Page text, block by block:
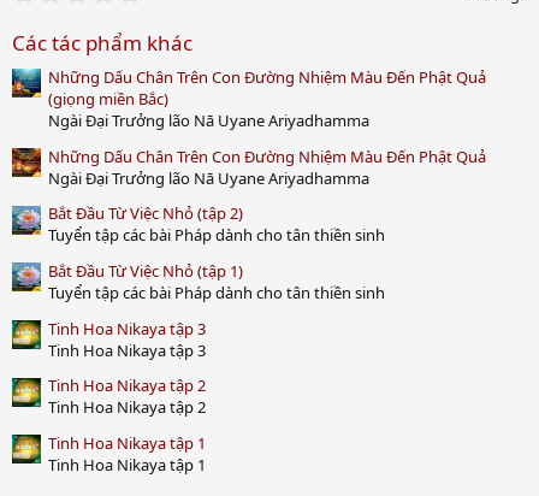
0
t
a
r
(
s
)
Các tác phẩm khác
Những Dấu Chân Trên Con Đường Nhiệm Màu Đến Phật Quả
(giọng miền Bắc)
Ngài Đại Trưởng lão Nā Uyane Ariyadhamma
Những Dấu Chân Trên Con Đường Nhiệm Màu Đến Phật Quả
Ngài Đại Trưởng lão Nā Uyane Ariyadhamma
Bắt Đầu Từ Việc Nhỏ (tập 2)
Tuyển tập các bài Pháp dành cho tân thiền sinh
Bắt Đầu Từ Việc Nhỏ (tập 1)
Tuyển tập các bài Pháp dành cho tân thiền sinh
Tinh Hoa Nikaya tập 3
Tinh Hoa Nikaya tập 3
Tinh Hoa Nikaya tập 2
Tinh Hoa Nikaya tập 2
Tinh Hoa Nikaya tập 1
Tinh Hoa Nikaya tập 1